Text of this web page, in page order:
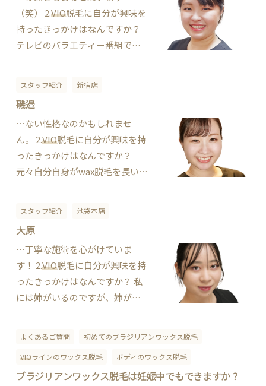
（笑） 2.VIO脱毛に自分が興味を
持ったきっかけはなんですか？
テレビのバラエティー番組で女
てワックス脱毛について知りま
した。 元々毛量が多く、蒸れや
ニオイが気になっていたので、
これだ！と思い脱毛しました。
一度ツルツルを…
スタッフ紹介 新宿店
磯邉
…ない性格なのかもしれませ
ん。 2.VIO脱毛に自分が興味を持
ったきっかけはなんですか？
元々自分自身がwax脱毛を長い間
しでも多くの方に味わってほし
いという思いからこの業界に飛
び込みました！ 3.個人的にオス
スメの…
スタッフ紹介 池袋本店
大原
…丁寧な施術を心がけていま
す！ 2.VIO脱毛に自分が興味を持
ったきっかけはなんですか？ 私
には姉がいるのですが、姉がツ
で、そこの毛って無くしていい
んだ！！とかなり衝撃を受けま
よくあるご質問 初めてのブラジリアンワックス脱毛
VIOラインのワックス脱毛 ボディのワックス脱毛
ブラジリアンワックス脱毛は妊娠中でもできますか？